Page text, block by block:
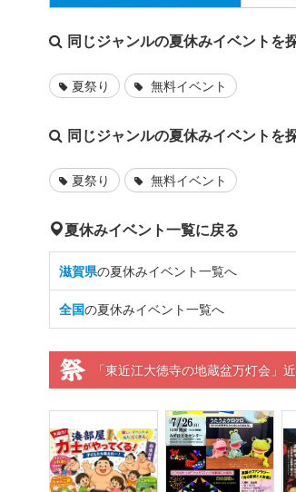
同じジャンルの夏休みイベントを
夏祭り 無料イベント
同じジャンルの夏休みイベントを
夏祭り 無料イベント
夏休みイベント一覧に戻る
滋賀県の夏休みイベント一覧へ
全国の夏休みイベント一覧へ
「東近江大徳寺の地蔵盆万灯会」